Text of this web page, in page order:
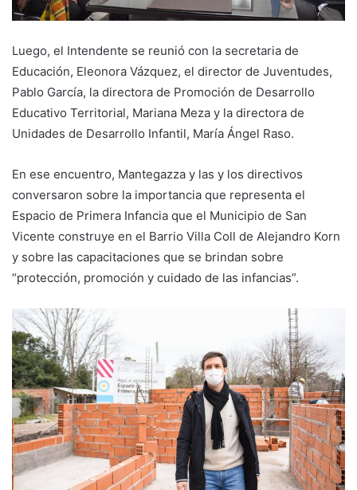
Luego, el Intendente se reunió con la secretaria de
Educación, Eleonora Vázquez, el director de Juventudes,
Pablo García, la directora de Promoción de Desarrollo
Educativo Territorial, Mariana Meza y la directora de
Unidades de Desarrollo Infantil, María Ángel Raso.
En ese encuentro, Mantegazza y las y los directivos
conversaron sobre la importancia que representa el
Espacio de Primera Infancia que el Municipio de San
Vicente construye en el Barrio Villa Coll de Alejandro Korn
y sobre las capacitaciones que se brindan sobre
“protección, promoción y cuidado de las infancias”.